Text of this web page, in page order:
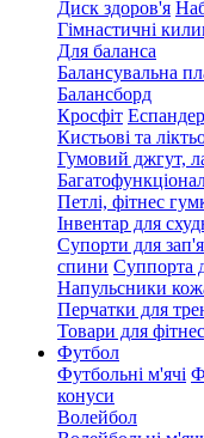
Диск здоров'я
Гімнастичні
Для баланса
Балансувальна
Балансборд
Кросфіт
Кистьові та
Гумовий джгут,
Петлі, фітнес
Інвентар для
Супорти для
спини Суппорта
Напульсники
Перчатки для
Товари для
Футбол
Футбольні м'ячі
конуси
Волейбол